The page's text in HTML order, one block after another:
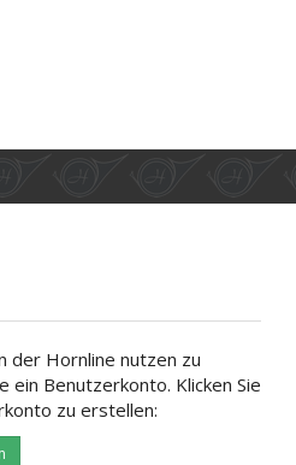
der Hornline nutzen zu
ein Benutzerkonto. Klicken Sie
zu erstellen: